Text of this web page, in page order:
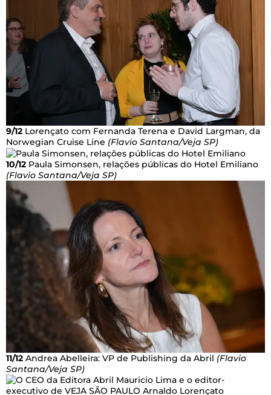
9/12 Lorençato com Fernanda Terena e David Largman, da
Norwegian Cruise Line (Flavio Santana/Veja SP)
10/12 Paula Simonsen, relações públicas do Hotel Emiliano
(Flavio Santana/Veja SP)
11/12 Andrea Abelleira: VP de Publishing da Abril (Flavio
Santana/Veja SP)